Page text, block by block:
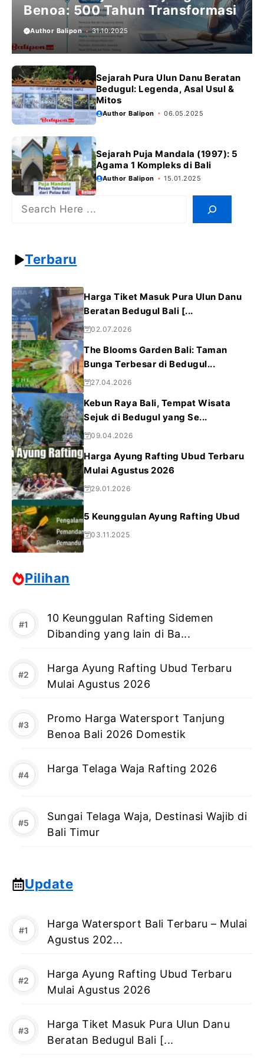
Benoa: 500 Tahun Transformasi
Author Balipon 31.10.2025
Sejarah Pura Ulun Danu Beratan
Bedugul: Legenda, Asal Usul &
Mitos
Author Balipon 06.05.2025
Sejarah Puja Mandala (1997): 5
Agama 1 Kompleks di Bali
Author Balipon 15.01.2025
Search
Terbaru
Harga Tiket Masuk Pura Ulun Danu
Beratan Bedugul Bali [...
02.07.2026
The Blooms Garden Bali: Taman
Bunga Terbesar di Bedugul...
27.04.2026
Kebun Raya Bali, Tempat Wisata
Sejuk di Bedugul yang Se...
09.04.2026
Harga Ayung Rafting Ubud Terbaru
Mulai Agustus 2026
29.01.2026
5 Keunggulan Ayung Rafting Ubud
03.11.2025
Pilihan
10 Keunggulan Rafting Sidemen
Dibanding yang lain di Ba...
Harga Ayung Rafting Ubud Terbaru
Mulai Agustus 2026
Promo Harga Watersport Tanjung
Benoa Bali 2026 Domestik
Harga Telaga Waja Rafting 2026
Sungai Telaga Waja, Destinasi Wajib di
Bali Timur
Update
Harga Watersport Bali Terbaru – Mulai
Agustus 202...
Harga Ayung Rafting Ubud Terbaru
Mulai Agustus 2026
Harga Tiket Masuk Pura Ulun Danu
Beratan Bedugul Bali [...